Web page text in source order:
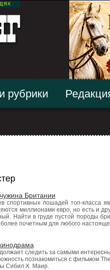
рубрики
Британии
спортивных лошадей топ-класса
миллионами евро, но есть и
Найти в груде пустой породы
почетным для любого
следить за самыми
познакомиться с фильмом
Сибил Х. Маир.